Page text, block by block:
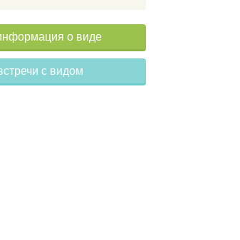
о виде
с видом